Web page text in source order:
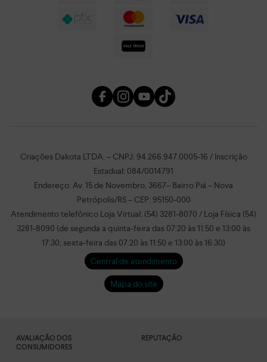
Criações Dakota LTDA. – CNPJ: 94.266.947.0005-16 / Inscrição
Estadual: 084/0014791
Endereço: Av. 15 de Novembro, 3667– Bairro Piá – Nova
Petrópolis/RS – CEP: 95150-000
Atendimento telefônico Loja Virtual: (54) 3281-8070 / Loja Física (54)
3281-8090 (de segunda a quinta-feira das 07:20 às 11:50 e 13:00 às
17:30; sexta-feira das 07:20 às 11:50 e 13:00 às 16:30)
Central de atendimento
Mapa do site
AVALIAÇÃO DOS
CONSUMIDORES
REPUTAÇÃO